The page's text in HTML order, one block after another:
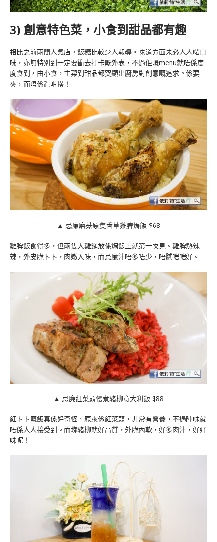
3) 創意特色菜，小食到甜品都有趣
相比之前兩間人氣店，飯糖比較少人報導。味道方面未必人人啱口
味，亦無特別到一定要衝去打卡嘅外表，不過佢嘅menu就唔係度
度食到，由小食，主菜到甜品都突顯出廚房對創意嘅追求。係要
夾，而唔係亂咁搭！
▲ 忌廉磨菇原隻香草雞脾焗飯 $68
雞脾飯食得多，但兩隻大雞鎚放係焗飯上就第一次見。雞脾熱辣
辣，外皮脆卜卜，肉嫩入味，而忌廉汁唔多唔少，唔膩啱啱好。
▲ 忌廉紅菜頭慢煮豬柳意大利飯 $88
紅卜卜嘅飯真係好奇怪，原來係紅菜頭，非常有營養，不過陣味就
唔係人人接受到。而塊豬柳就好高質，外脆內軟，好多肉汁，好好
味呢！